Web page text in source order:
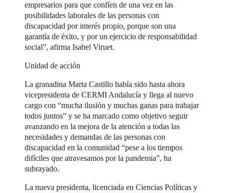
empresarios para que confíen de una vez en las
posibilidades laborales de las personas con
discapacidad por interés propio, porque son una
garantía de éxito, y por un ejercicio de responsabilidad
social”, afirma Isabel Viruet.
Unidad de acción
La granadina Marta Castillo había sido hasta ahora
vicepresidenta de CERMI Andalucía y llega al nuevo
cargo con “mucha ilusión y muchas ganas para trabajar
todos juntos” y se ha marcado como objetivo seguir
avanzando en la mejora de la atención a todas las
necesidades y demandas de las personas con
discapacidad en la comunidad “pese a los tiempos
difíciles que atravesamos por la pandemia”, ha
subrayado.
La nueva presidenta, licenciada en Ciencias Políticas y